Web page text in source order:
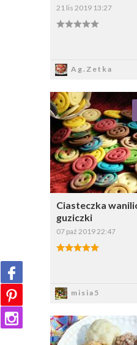
21 lis 2019 13:27
Ag.Zetka
Ciasteczka
guziczki
07 paź 2019 22:47
misia5
Dodaj do
Dodaj do